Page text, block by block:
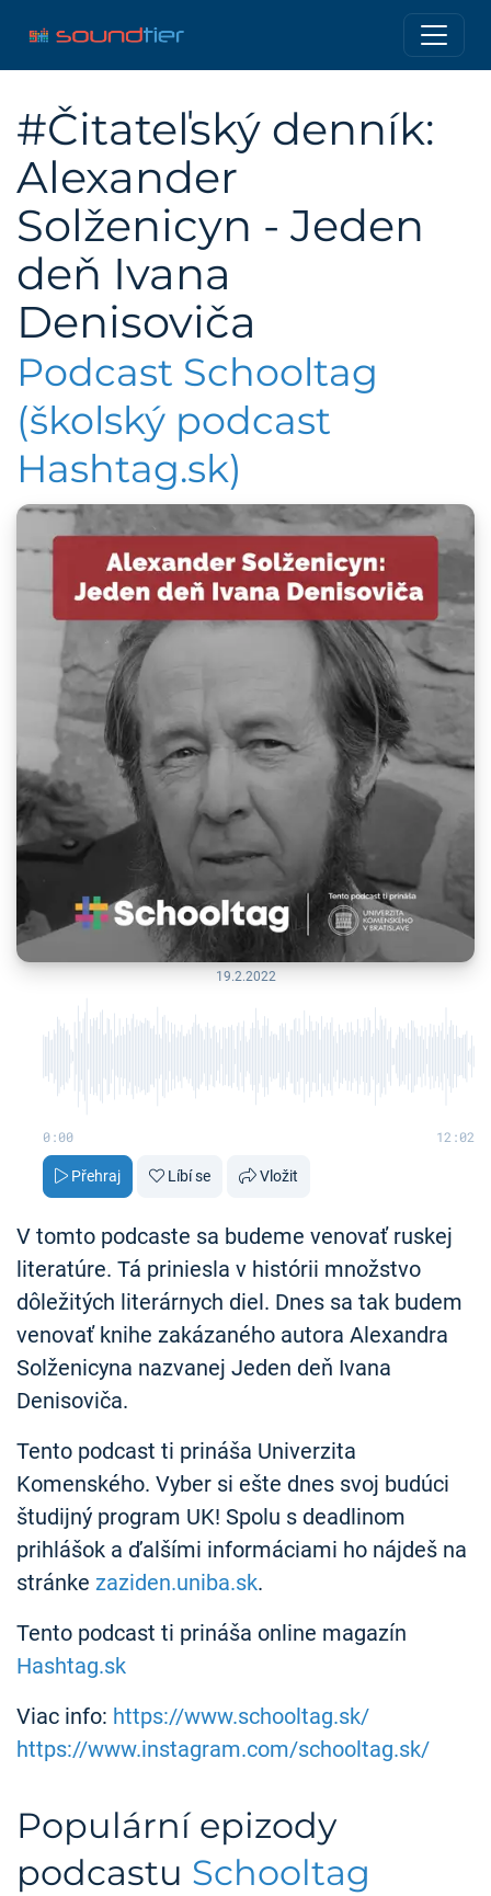
#Čitateľský denník:
Alexander
Solženicyn - Jeden
deň Ivana
Denisoviča
Podcast Schooltag
(školský podcast
Hashtag.sk)
19.2.2022
0:00 12:02
Přehraj Líbí se Vložit
V tomto podcaste sa budeme venovať ruskej
literatúre. Tá priniesla v histórii množstvo
dôležitých literárnych diel. Dnes sa tak budem
venovať knihe zakázaného autora Alexandra
Solženicyna nazvanej Jeden deň Ivana
Denisoviča.
Tento podcast ti prináša Univerzita
Komenského. Vyber si ešte dnes svoj budúci
študijný program UK! Spolu s deadlinom
prihlášok a ďalšími informáciami ho nájdeš na
stránke zaziden.uniba.sk.
Tento podcast ti prináša online magazín
Hashtag.sk
Viac info: https://www.schooltag.sk/
https://www.instagram.com/schooltag.sk/
Populární epizody
podcastu Schooltag